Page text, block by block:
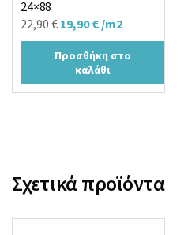
24×88
22,90€ Original
price
was:
19,90€Η
τρέχουσα
τιμή
/m2
Προσθήκη στο
καλάθι
Σχετικά προϊόντα